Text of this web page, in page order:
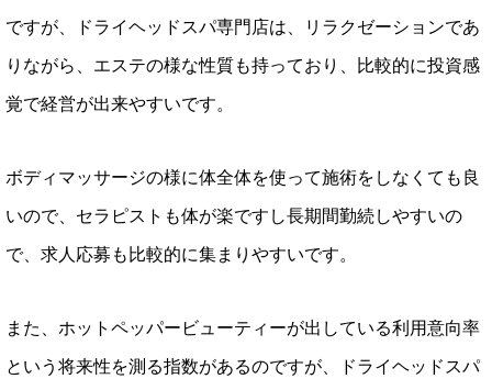
ですが、ドライヘッドスパ専門店は、リラクゼーションであ
りながら、エステの様な性質も持っており、比較的に投資感
覚で経営が出来やすいです。
ボディマッサージの様に体全体を使って施術をしなくても良
いので、セラピストも体が楽ですし長期間勤続しやすいの
で、求人応募も比較的に集まりやすいです。
また、ホットペッパービューティーが出している利用意向率
という将来性を測る指数があるのですが、ドライヘッドスパ